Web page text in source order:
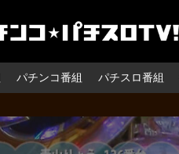
パチンコ番組 パチスロ番組